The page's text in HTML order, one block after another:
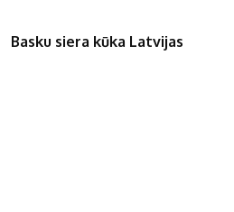
Basku siera kūka Latvijas